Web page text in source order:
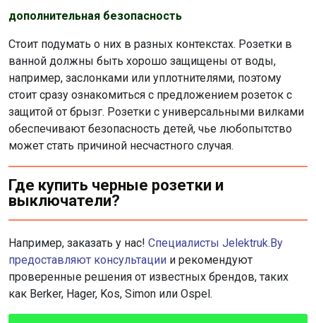
дополнительная безопасность
Стоит подумать о них в разных контекстах. Розетки в
ванной должны быть хорошо защищены от воды,
например, заслонками или уплотнителями, поэтому
стоит сразу ознакомиться с предложением розеток с
защитой от брызг. Розетки с универсальными вилками
обеспечивают безопасность детей, чье любопытство
может стать причиной несчастного случая.
Где купить черные розетки и
выключатели?
Например, заказать у нас! Специалисты Jelektruk.By
предоставляют консультации и рекомендуют
проверенные решения от известных брендов, таких
как Berker, Hager, Kos, Simon или Ospel.